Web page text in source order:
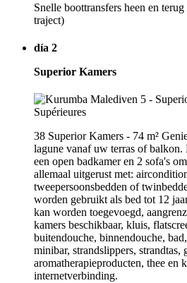
Snelle boottransfers heen en
traject)
día 2
Superior Kamers
38 Superior Kamers - 74 m²
lagune vanaf uw terras of balkon.
een open badkamer en 2 sofa's
allemaal uitgerust met:
tweepersoonsbedden of
worden gebruikt als bed tot 12
kan worden toegevoegd,
kamers beschikbaar, kluis,
buitendouche, binnendouche,
minibar, strandslippers, strandtas,
aromatherapieproducten, thee en
internetverbinding.